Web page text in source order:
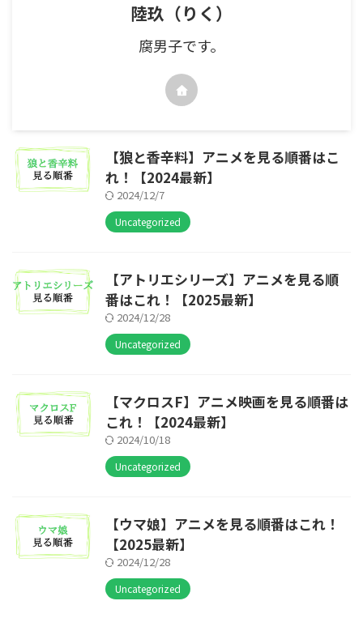
陸玖（りく）
腐男子です。
【狼と香辛料】アニメを見る順番はこ
れ！【2024最新】
2024/12/7
Uncategorized
【アトリエシリーズ】アニメを見る順
番はこれ！【2025最新】
2024/12/28
Uncategorized
【マクロスF】アニメ映画を見る順番は
これ！【2024最新】
2024/10/18
Uncategorized
【ウマ娘】アニメを見る順番はこれ！
【2025最新】
2024/12/28
Uncategorized